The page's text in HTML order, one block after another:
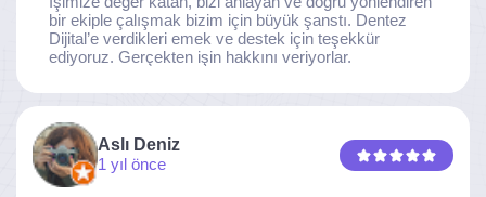
bir ekiple çalışmak bizim için büyük şanstı. Dentez
Dijital’e verdikleri emek ve destek için teşekkür
ediyoruz. Gerçekten işin hakkını veriyorlar.
Aslı Deniz
1 yıl önce